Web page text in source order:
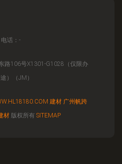
电话：-
路106号X1301-G1028（仅限办
）（JM）
建材 广州帆跨
材 版权所有 SITEMAP